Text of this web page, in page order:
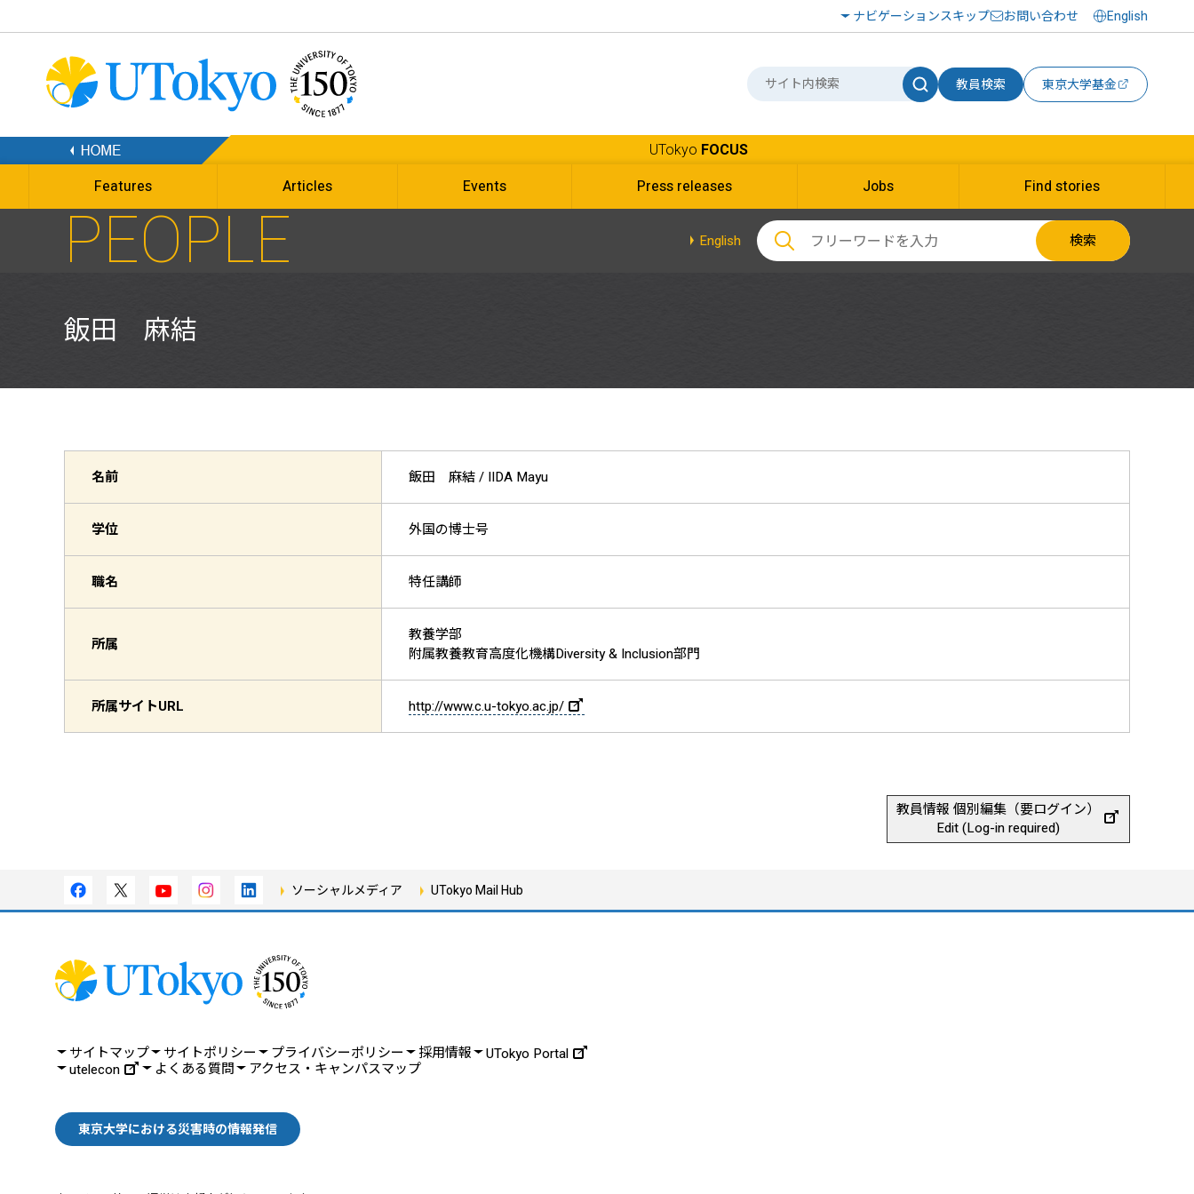
ナビゲーションスキップ お問い合わせ English
教員検索 東京大学基金
UTokyo FOCUS
Features Articles Events Press releases Jobs Find stories
PEOPLE English 検索
飯田 麻結
名前 飯田 麻結 / IIDA Mayu
学位 外国の博士号
職名 特任講師
所属
教養学部
附属教養教育高度化機構Diversity & Inclusion部門
所属サイトURL http://www.c.u-tokyo.ac.jp/
教員情報 個別編集（要ログイン）
Edit (Log-in required)
ソーシャルメディア UTokyo Mail Hub
サイトマップ サイトポリシー プライバシーポリシー 採用情報
UTokyo Portal
utelecon
よくある質問 アクセス・キャンパスマップ
東京大学における災害時の情報発信